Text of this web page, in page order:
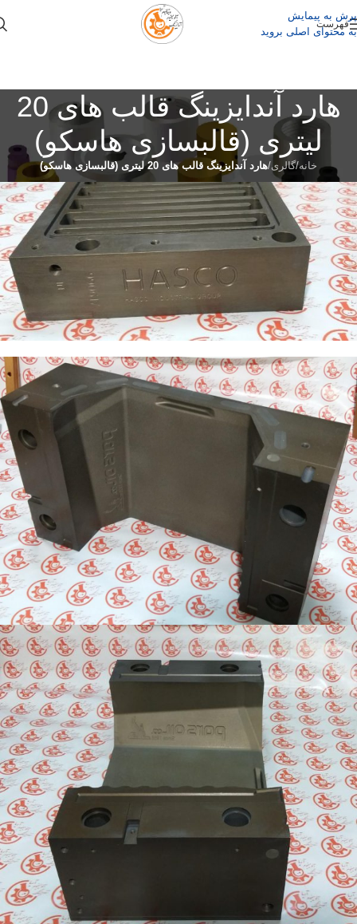
پرش به پیمایش
به محتوای اصلی بروید
فهرست
هارد آندایزینگ قالب های 20
لیتری (قالبسازی هاسکو)
خانه/گالری/هارد آندایزینگ قالب های 20 لیتری (قالبسازی هاسکو)